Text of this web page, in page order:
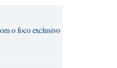
o foco exclusivo